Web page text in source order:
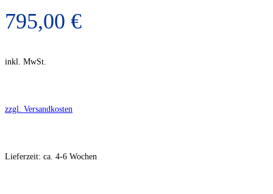
795,00 €
inkl. MwSt.
zzgl. Versandkosten
Lieferzeit: ca. 4-6 Wochen